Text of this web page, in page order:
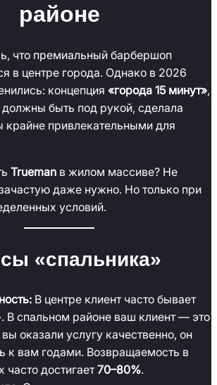
районе
что премиальный барбершоп
в центре города. Однако в 2026
концепция «города 15 минут»,
должны быть под рукой, сделала
крайне привлекательными для
Trueman в жилом массиве? Не
даже нужно. Но только при
условий.
«спальника»
В центре клиент часто бывает
В спальном районе ваш клиент — это
оказали услугу качественно, он
к вам годами. Возвращаемость в
часто достигает70–80%.